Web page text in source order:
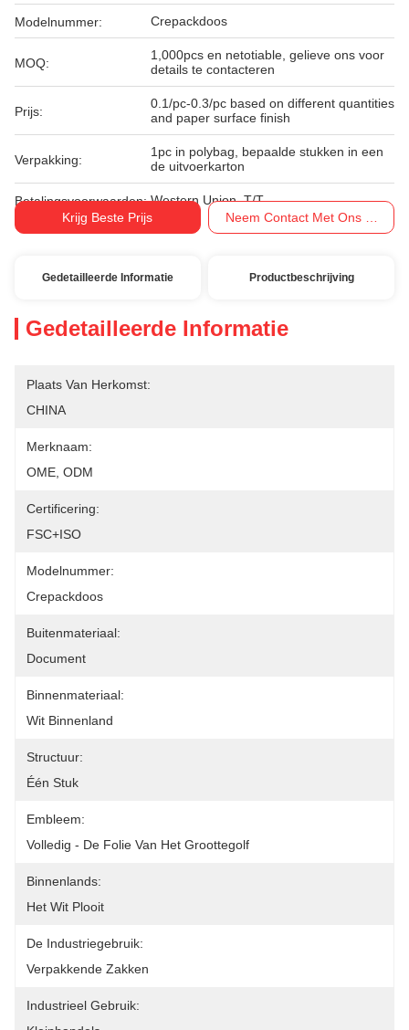
Modelnummer: Crepackdoos
MOQ:
1,000pcs en netotiable, gelieve ons voor
details te contacteren
Prijs:
0.1/pc-0.3/pc based on different quantities
and paper surface finish
Verpakking:
1pc in polybag, bepaalde stukken in een
de uitvoerkarton
Betalingsvoorwaarden: Western Union, T/T
Krijg Beste Prijs
Neem Contact Met Ons Op
Gedetailleerde Informatie Productbeschrijving
Gedetailleerde Informatie
Plaats Van Herkomst:
CHINA
Merknaam:
OME, ODM
Certificering:
FSC+ISO
Modelnummer:
Crepackdoos
Buitenmateriaal:
Document
Binnenmateriaal:
Wit Binnenland
Structuur:
Één Stuk
Embleem:
Volledig - De Folie Van Het Groottegolf
Binnenlands:
Het Wit Plooit
De Industriegebruik:
Verpakkende Zakken
Industrieel Gebruik: